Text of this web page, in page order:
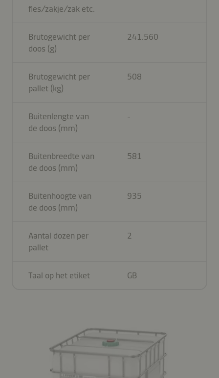
fles/zakje/zak etc.
Brutogewicht per
doos (g)
241.560
Brutogewicht per
pallet (kg)
508
Buitenlengte van
de doos (mm)
-
Buitenbreedte van
de doos (mm)
581
Buitenhoogte van
de doos (mm)
935
Aantal dozen per
pallet
2
Taal op het etiket GB